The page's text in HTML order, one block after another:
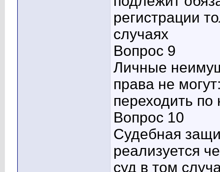
регистрации
случаях
Вопрос 9
Личные
права не
переходить по
Вопрос 10
Судебная
реализуется
суд в том